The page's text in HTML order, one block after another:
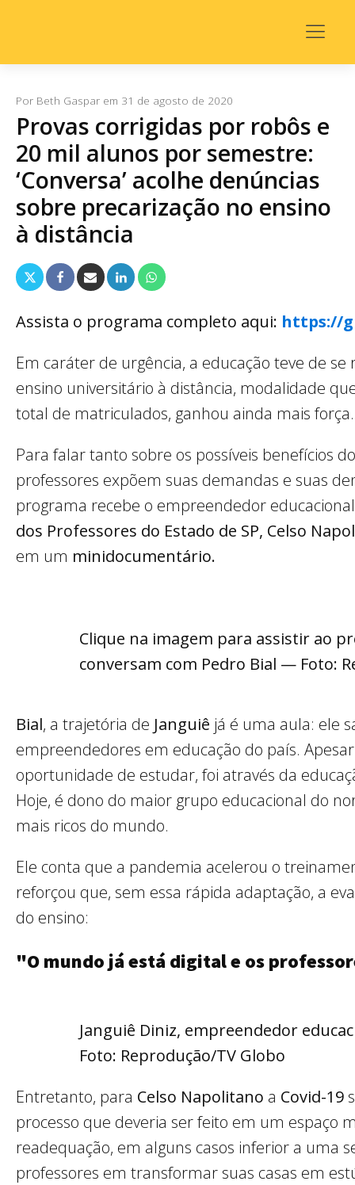
Por Beth Gaspar em 31 de agosto de 2020
Provas corrigidas por robôs e
20 mil alunos por semestre:
‘Conversa’ acolhe denúncias
sobre precarização no ensino
à distância
Assista o programa completo aqui: https://
Em caráter de urgência, a educação teve de
ensino universitário à distância, modalidade
total de matriculados, ganhou ainda mais força.
Para falar tanto sobre os possíveis benefícios
professores expõem suas demandas e suas
programa recebe o empreendedor educacional
dos Professores do Estado de SP, Celso
em um minidocumentário.
Clique na imagem para assistir ao
conversam com Pedro Bial — Foto:
Bial, a trajetória de Janguiê já é uma aula: ele
empreendedores em educação do país.
oportunidade de estudar, foi através da
Hoje, é dono do maior grupo educacional do
mais ricos do mundo.
Ele conta que a pandemia acelerou o
reforçou que, sem essa rápida adaptação, a
do ensino:
"O mundo já está digital e os
Janguiê Diniz, empreendedor
Foto: Reprodução/TV Globo
Entretanto, para Celso Napolitano a Covid-19
processo que deveria ser feito em um espaço
readequação, em alguns casos inferior a uma
professores em transformar suas casas em